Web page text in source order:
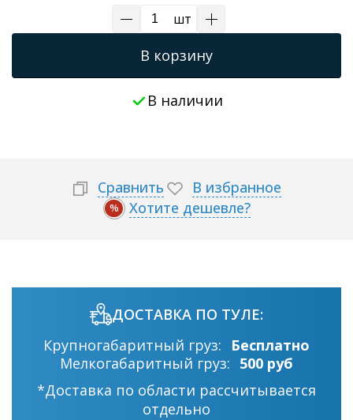
шт
В корзину
В наличии
Сравнить В избранное
% Хотите дешевле?
ДОСТАВКА ПО ТУЛЕ:
Крупногабаритный груз:
Бесплатно
Мелкогабаритный груз: 500 руб
*Доставка по области рассчитывается
отдельно